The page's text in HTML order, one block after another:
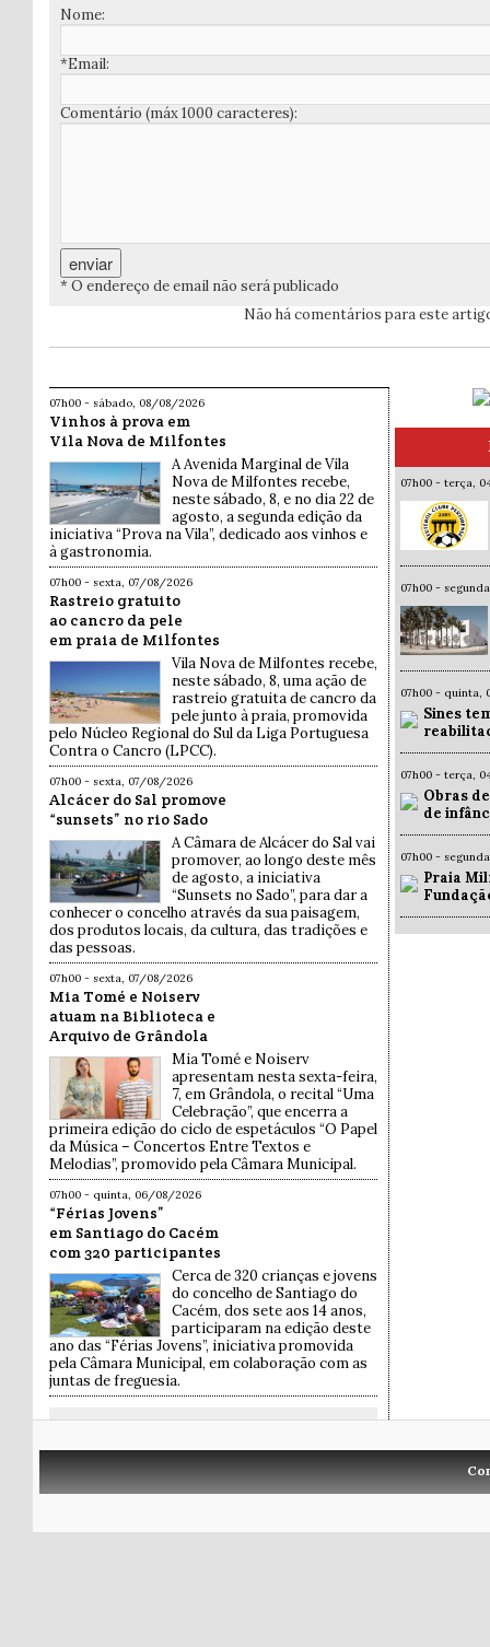
Nome:
*Email:
Comentário (máx 1000 caracteres):
* O endereço de email não será publicado
Não há comentários para este
07h00 - sábado, 08/08/2026
Vinhos à prova em
Vila Nova de Milfontes
A Avenida Marginal de Vila
Nova de Milfontes recebe,
neste sábado, 8, e no dia 22 de
agosto, a segunda edição da
iniciativa “Prova na Vila”, dedicado aos vinhos e
à gastronomia.
07h00 - sexta, 07/08/2026
Rastreio gratuito
ao cancro da pele
em praia de Milfontes
Vila Nova de Milfontes recebe,
neste sábado, 8, uma ação de
rastreio gratuita de cancro da
pele junto à praia, promovida
pelo Núcleo Regional do Sul da Liga Portuguesa
Contra o Cancro (LPCC).
07h00 - sexta, 07/08/2026
Alcácer do Sal promove
“sunsets” no rio Sado
A Câmara de Alcácer do Sal vai
promover, ao longo deste mês
de agosto, a iniciativa
“Sunsets no Sado”, para dar a
conhecer o concelho através da sua paisagem,
dos produtos locais, da cultura, das tradições e
das pessoas.
07h00 - sexta, 07/08/2026
Mia Tomé e Noiserv
atuam na Biblioteca e
Arquivo de Grândola
Mia Tomé e Noiserv
apresentam nesta sexta-feira,
7, em Grândola, o recital “Uma
Celebração”, que encerra a
primeira edição do ciclo de espetáculos “O Papel
da Música – Concertos Entre Textos e
Melodias”, promovido pela Câmara Municipal.
07h00 - quinta, 06/08/2026
“Férias Jovens”
em Santiago do Cacém
com 320 participantes
Cerca de 320 crianças e jovens
do concelho de Santiago do
Cacém, dos sete aos 14 anos,
participaram na edição deste
ano das “Férias Jovens”, iniciativa promovida
pela Câmara Municipal, em colaboração com as
juntas de freguesia.
07h00 - terça,
07h00 -
07h00 - quinta,
Sines
07h00 - terça,
Obras
de
07h00 -
Praia